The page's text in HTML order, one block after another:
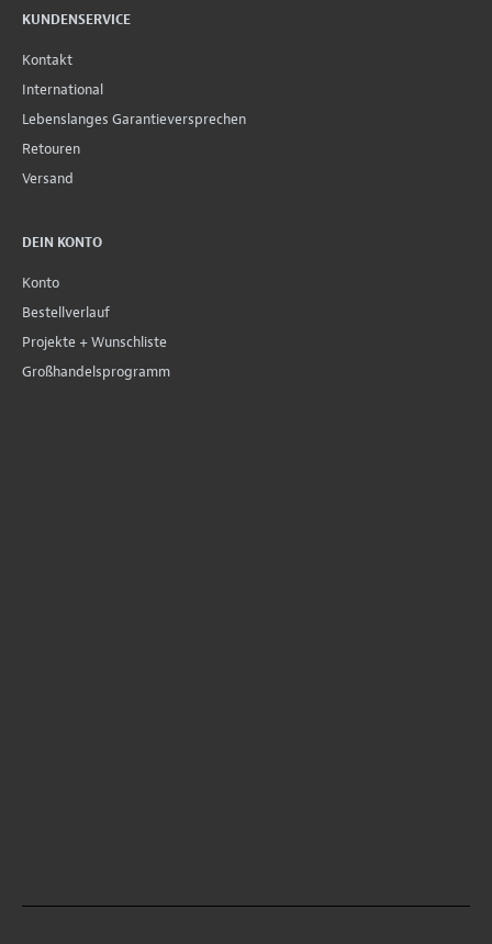
KUNDENSERVICE
Kontakt
International
Lebenslanges Garantieversprechen
Retouren
Versand
DEIN KONTO
Konto
Bestellverlauf
Projekte + Wunschliste
Großhandelsprogramm